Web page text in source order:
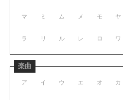
マ ミ ム メ モ
ラ リ ル レ ロ
ヤ
ワ
楽曲
ア イ ウ エ オ カ